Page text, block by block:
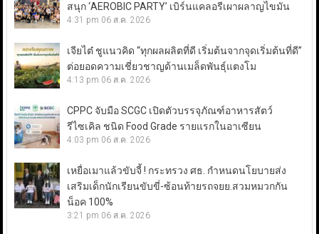
สนุก ‘AEROBIC PARTY’ เบิร์นแคลอรีเผาผลาญไขมัน
4:31 pm 06 ส.ค. 2026
เจียไต๋ ชูแนวคิด “ทุกผลผลิตที่ดี เริ่มต้นจากจุดเริ่มต้นที่ดี”
ต่อยอดความเชี่ยวชาญด้านเมล็ดพันธุ์แตงโม
4:13 pm 06 ส.ค. 2026
CPPC จับมือ SCGC เปิดตัวบรรจุภัณฑ์อาหารสัตว์
รีไซเคิล ชนิด Food Grade รายแรกในอาเซียน
4:03 pm 06 ส.ค. 2026
เหยื่อเมาแล้วขับจี้ ! กระทรวง ศธ. กำหนดนโยบายส่ง
เสริมเด็กนักเรียนขับขี่-ซ้อนท้ายรถจยย.สวมหมวกกัน
น็อค 100%
3:21 pm 06 ส.ค. 2026